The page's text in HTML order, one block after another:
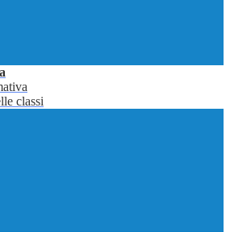
classi